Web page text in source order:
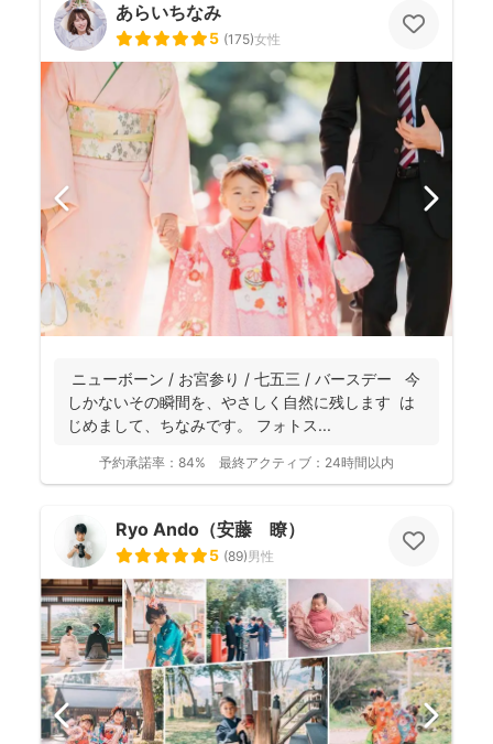
あらいちなみ
5 (175)女性
ニューボーン / お宮参り / 七五三 / バースデー 今
しかないその瞬間を、やさしく自然に残します は
じめまして、ちなみです。 フォトス...
予約承諾率： 84% 最終アクティブ： 24時間以内
Ryo Ando（安藤 瞭）
5 (89)男性